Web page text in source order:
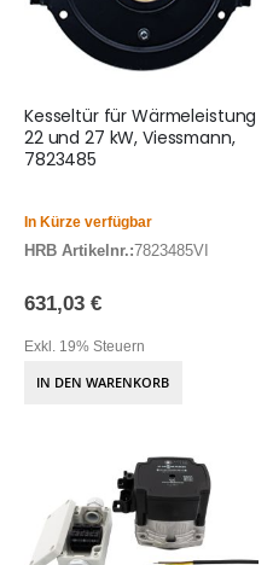
Kesseltür für Wärmeleistung
22 und 27 kW, Viessmann,
7823485
In Kürze verfügbar
HRB Artikelnr.:7823485VI
631,03 €
Exkl. 19% Steuern
IN DEN WARENKORB